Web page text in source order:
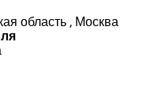
область , Москва